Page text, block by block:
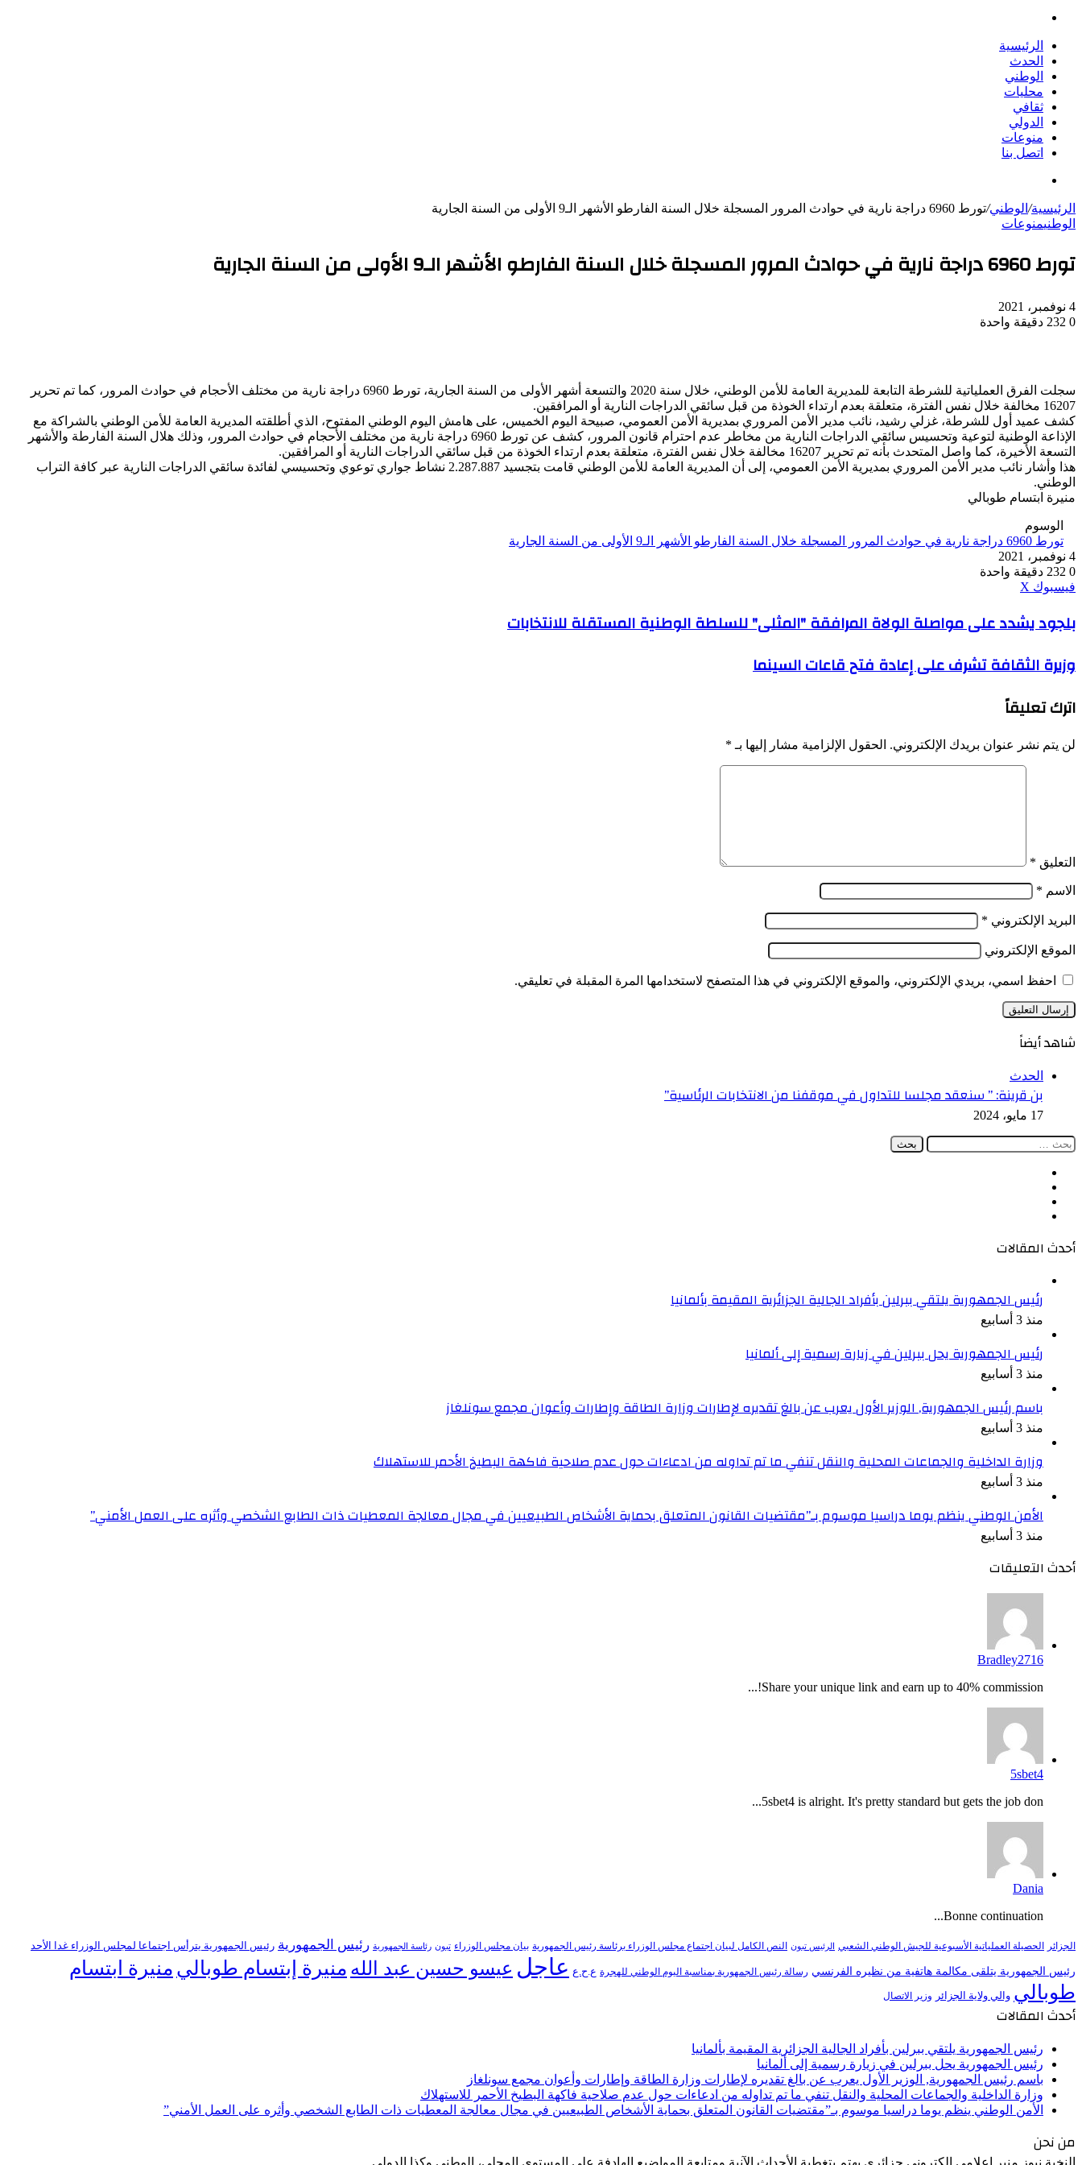
الرئيسية
الحدث
الوطني
محليات
ثقافي
الدولي
منوعات
اتصل بنا
الرئيسية/ الوطني/تورط 6960 دراجة نارية في حوادث المرور المسجلة خلال السنة الفارطو الأشهر الـ9 الأولى من السنة الجارية
الوطنيمنوعات
تورط 6960 دراجة نارية في حوادث المرور المسجلة خلال السنة الفارطو الأشهر الـ9 الأولى من السنة الجارية
4 نوفمبر، 2021
0
دقيقة واحدة
سجلت الفرق العملياتية للشرطة التابعة للمديرية العامة للأمن الوطني، خلال سنة 2020 والتسعة أشهر الأولى من السنة الجارية، تورط 6960 دراجة نارية من مختلف الأحجام في حوادث المرور، كما تم تحرير
16207 مخالفة خلال نفس الفترة، متعلقة بعدم ارتداء الخوذة من قبل سائقي الدراجات النارية أو المرافقين.
كشف عميد أول للشرطة، غزلي رشيد، نائب مدير الأمن المروري بمديرية الأمن العمومي، صبيحة اليوم الخميس، على هامش اليوم الوطني المفتوح، الذي أطلقته المديرية العامة للأمن الوطني بالشراكة مع
الإذاعة الوطنية لتوعية وتحسيس سائقي الدراجات النارية من مخاطر عدم احترام قانون المرور، كشف عن تورط 6960 دراجة نارية من مختلف الأحجام في حوادث المرور، وذلك هلال السنة الفارطة والأشهر
التسعة الأخيرة، كما واصل المتحدث بأنه تم تحرير 16207 مخالفة خلال نفس الفترة، متعلقة بعدم ارتداء الخوذة من قبل سائقي الدراجات النارية أو المرافقين.
هذا وأشار نائب مدير الأمن المروري بمديرية الأمن العمومي، إلى أن المديرية العامة للأمن الوطني قامت بتجسيد 2.287.887 نشاط جواري توعوي وتحسيسي لفائدة سائقي الدراجات النارية عبر كافة التراب
الوطني.
منيرة ابتسام طوبالي
الوسوم
تورط 6960 دراجة نارية في حوادث المرور المسجلة خلال السنة الفارطو الأشهر الـ9 الأولى من السنة الجارية
4 نوفمبر، 2021
0
دقيقة واحدة
فيسبوك ‫X
بلجود
يشدد
مواصلة
الولاة
"المثلى"
الوطنية
المستقلة
للانتخابات
بلجود يشدد على مواصلة الولاة المرافقة "المثلى" للسلطة الوطنية المستقلة للانتخابات
وزيرة
الثقافة
على
إعادة
قاعات
وزيرة الثقافة تشرف على إعادة فتح قاعات السينما
اترك تعليقاً
لن يتم نشر عنوان بريدك الإلكتروني. الحقول الإلزامية مشار إليها بـ *
التعليق *
الاسم *
البريد الإلكتروني *
الموقع الإلكتروني
احفظ اسمي، بريدي الإلكتروني، والموقع الإلكتروني في هذا المتصفح لاستخدامها المرة المقبلة في تعليقي.
شاهد أيضاً
الحدث
بن قرينة: ” سنعقد مجلسا للتداول في موقفنا من الانتخابات الرئاسية”
17 مايو، 2024
البحث
أحدث المقالات
رئيس الجمهورية يلتقي ببرلين بأفراد الجالية الجزائرية المقيمة بألمانيا
منذ 3 أسابيع
رئيس الجمهورية يحل ببرلين في زيارة رسمية إلى ألمانيا
منذ 3 أسابيع
باسم رئيس الجمهورية, الوزير الأول يعرب عن بالغ تقديره لإطارات وزارة الطاقة وإطارات وأعوان مجمع سونلغاز
منذ 3 أسابيع
وزارة الداخلية والجماعات المحلية والنقل تنفي ما تم تداوله من ادعاءات حول عدم صلاحية فاكهة البطيخ الأحمر للاستهلاك
منذ 3 أسابيع
الأمن الوطني ينظم يوما دراسيا موسوم بـ”مقتضيات القانون المتعلق بحماية الأشخاص الطبيعيين في مجال معالجة المعطيات ذات الطابع الشخصي وأثره على العمل الأمني”
منذ 3 أسابيع
أحدث التعليقات
Bradley2716
Share your unique link and earn up to 40% commission!...
5sbet4
5sbet4 is alright. It's pretty standard but gets the job don...
Dania
Bonne continuation...
الجزائر الحصيلة العملياتية الأسبوعية للجيش الوطني الشعبي الرئيس تبون النص الكامل لبيان اجتماع مجلس الوزراء برئاسة رئيس الجمهورية بيان مجلس الوزراء تبون رئاسة الجمهورية رئيس الجمهورية رئيس الجمهورية يترأس اجتماعا لمجلس الوزراء غدا الأحد
رئيس الجمهورية يتلقى مكالمة هاتفية من نظيره الفرنسي رسالة رئيس الجمهورية بمناسبة اليوم الوطني للهجرة ع.ح.ع عاجل عيسو حسين عبد الله منيرة إبتسام طوبالي منيرة ابتسام
طوبالي والي ولاية الجزائر وزير الاتصال
أحدث المقالات
رئيس الجمهورية يلتقي ببرلين بأفراد الجالية الجزائرية المقيمة بألمانيا
رئيس الجمهورية يحل ببرلين في زيارة رسمية إلى ألمانيا
باسم رئيس الجمهورية, الوزير الأول يعرب عن بالغ تقديره لإطارات وزارة الطاقة وإطارات وأعوان مجمع سونلغاز
وزارة الداخلية والجماعات المحلية والنقل تنفي ما تم تداوله من ادعاءات حول عدم صلاحية فاكهة البطيخ الأحمر للاستهلاك
الأمن الوطني ينظم يوما دراسيا موسوم بـ”مقتضيات القانون المتعلق بحماية الأشخاص الطبيعيين في مجال معالجة المعطيات ذات الطابع الشخصي وأثره على العمل الأمني”
من نحن
النخبة نيوز منبر إعلامي إلكتروني جزائري يهتم بتغطية الأحداث الآنية ومتابعة المواضيع الهادفة على المستوى المحلي، الوطني وكذا الدولي.